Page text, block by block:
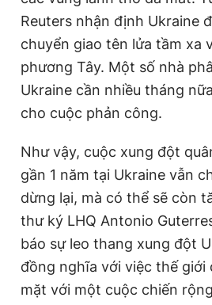
Reuters nhận định Ukraine
chuyển giao tên lửa tầm xa
phương Tây. Một số nhà
Ukraine cần nhiều tháng
cho cuộc phản công.
Như vậy, cuộc xung đột
gần 1 năm tại Ukraine vẫn
dừng lại, mà có thể sẽ còn
thư ký LHQ Antonio
báo sự leo thang xung đột
đồng nghĩa với việc thế giới
mặt với một cuộc chiến